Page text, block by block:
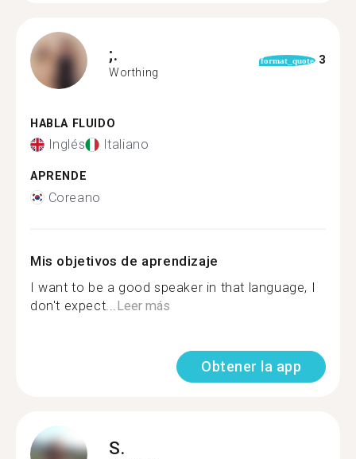
;.
Worthing
format_quote 3
HABLA FLUIDO
Inglés Italiano
APRENDE
Coreano
Mis objetivos de aprendizaje
I want to be a good speaker in that language, I
don't expect... Leer más
Obtener la app
S.